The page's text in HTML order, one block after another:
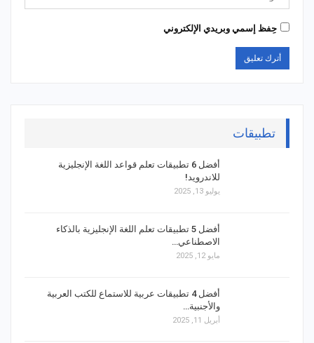
حِفظ إسمي وبريدي الإلكتروني
تطبيقات
أفضل 6 تطبيقات تعلم قواعد اللغة الإنجليزية
للاندرويد!
يوليو 13, 2025
أفضل 5 تطبيقات تعلم اللغة الإنجليزية بالذكاء
الاصطناعي…
مايو 12, 2025
أفضل 4 تطبيقات عربية للاستماع للكتب العربية
والأجنبية…
أبريل 11, 2025